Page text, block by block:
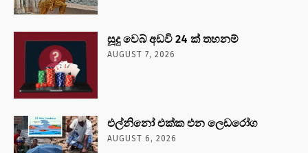
සූදු වෙබ් අඩවි 24 ක් තහනම්
AUGUST 7, 2026
එල්නිනෝ එක්ක එන ලෙඩරෝග
AUGUST 6, 2026